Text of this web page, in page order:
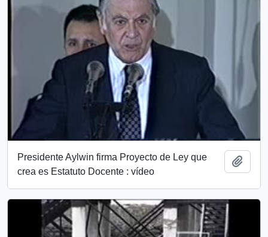
Presidente Aylwin firma Proyecto de Ley que
crea es Estatuto Docente : vídeo